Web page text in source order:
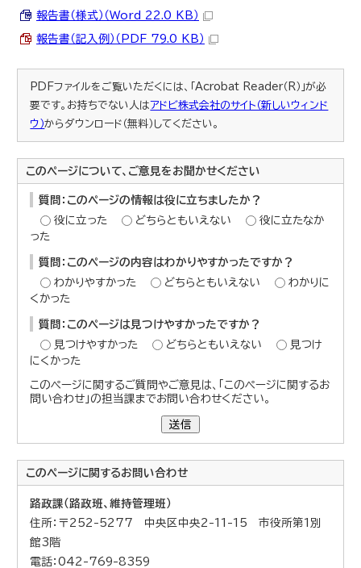
報告書（様式）（Word 22.0 KB）
報告書（記入例）（PDF 79.0 KB）
PDFファイルをご覧いただくには、「Acrobat Reader（R）」が必
要です。お持ちでない人はアドビ株式会社のサイト（新しいウィンド
ウ）からダウンロード（無料）してください。
このページについて、ご意見をお聞かせください
質問：このページの情報は役に立ちましたか？
役に立った
どちらともいえない
役に立たなか
った
質問：このページの内容はわかりやすかったですか？
わかりやすかった
どちらともいえない
わかりに
くかった
質問：このページは見つけやすかったですか？
見つけやすかった
どちらともいえない
見つけ
にくかった
このページに関するご質問やご意見は、「このページに関するお
問い合わせ」の担当課までお問い合わせください。
送信
このページに関するお問い合わせ
路政課（路政班、維持管理班）
住所：〒252-5277 中央区中央2-11-15 市役所第1別
館3階
電話：042-769-8359